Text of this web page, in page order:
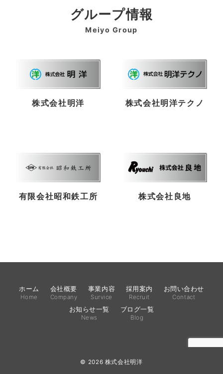
グループ情報
Meiyo Group
株式会社明洋 株式会社明洋テクノ
有限会社昭和鉄工所 株式会社良地
ホーム
Home
会社概要
Company
事業内容
Survice
採用案内
Recruit
お問い合わせ
Contact
お知らせ一覧
News
ブログ一覧
Blog
© 2026 株式会社明洋